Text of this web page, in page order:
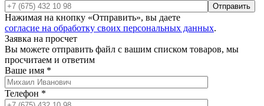
Отправить
Нажимая на кнопку «Отправить», вы даете
согласие на обработку своих персональных данных.
Заявка на просчет
Вы можете отправить файл с вашим списком товаров, мы
просчитаем и ответим
Ваше имя *
Телефон *